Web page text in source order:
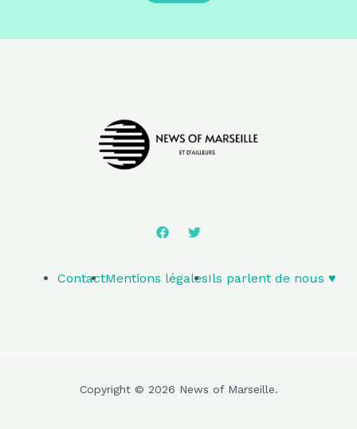
ContactMentions légalesIls parlent de nous ♥️
Copyright © 2026 News of Marseille.